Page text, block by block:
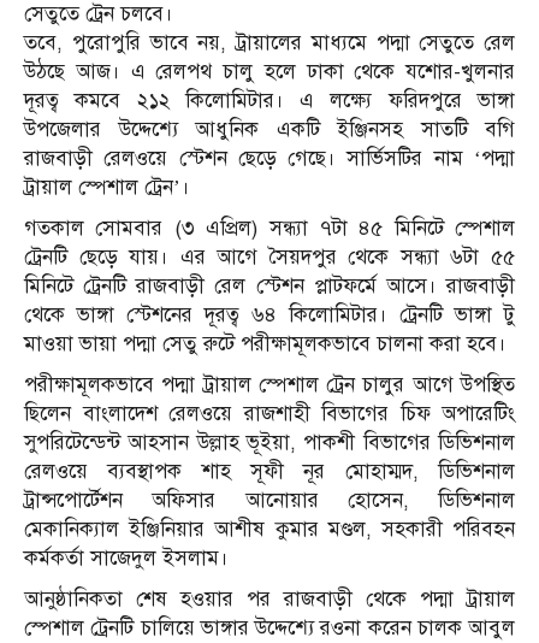
সেতুতে ট্রেন চলবে।
তবে, পুরোপুরি ভাবে নয়, ট্রায়ালের মাধ্যমে পদ্মা সেতুতে রেল
উঠছে আজ। এ রেলপথ চালু হলে ঢাকা থেকে যশোর-খুলনার
দূরত্ব কমবে ২১২ কিলোমিটার। এ লক্ষ্যে ফরিদপুরে ভাঙ্গা
উপজেলার উদ্দেশ্যে আধুনিক একটি ইঞ্জিনসহ সাতটি বগি
রাজবাড়ী রেলওয়ে স্টেশন ছেড়ে গেছে। সার্ভিসটির নাম ‘পদ্মা
ট্রায়াল স্পেশাল ট্রেন’।
গতকাল সোমবার (৩ এপ্রিল) সন্ধ্যা ৭টা ৪৫ মিনিটে স্পেশাল
ট্রেনটি ছেড়ে যায়। এর আগে সৈয়দপুর থেকে সন্ধ্যা ৬টা ৫৫
মিনিটে ট্রেনটি রাজবাড়ী রেল স্টেশন প্লাটফর্মে আসে। রাজবাড়ী
থেকে ভাঙ্গা স্টেশনের দূরত্ব ৬৪ কিলোমিটার। ট্রেনটি ভাঙ্গা টু
মাওয়া ভায়া পদ্মা সেতু রুটে পরীক্ষামূলকভাবে চালনা করা হবে।
পরীক্ষামূলকভাবে পদ্মা ট্রায়াল স্পেশাল ট্রেন চালুর আগে উপস্থিত
ছিলেন বাংলাদেশ রেলওয়ে রাজশাহী বিভাগের চিফ অপারেটিং
সুপরিটেন্ডেন্ট আহসান উল্লাহ ভূইয়া, পাকশী বিভাগের ডিভিশনাল
রেলওয়ে ব্যবস্থাপক শাহ সূফী নূর মোহাম্মদ, ডিভিশনাল
ট্রান্সপোর্টেশন অফিসার আনোয়ার হোসেন, ডিভিশনাল
মেকানিক্যাল ইঞ্জিনিয়ার আশীষ কুমার মণ্ডল, সহকারী পরিবহন
কর্মকর্তা সাজেদুল ইসলাম।
আনুষ্ঠানিকতা শেষ হওয়ার পর রাজবাড়ী থেকে পদ্মা ট্রায়াল
স্পেশাল ট্রেনটি চালিয়ে ভাঙ্গার উদ্দেশ্যে রওনা করেন চালক আবুল